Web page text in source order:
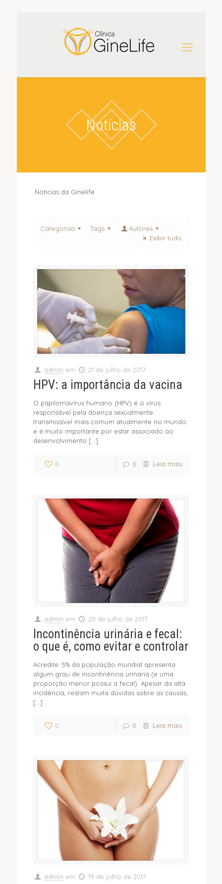
Notícias
Notícias da Ginelife
Categorias Tags
Autores
Exibir tudo
admin em 21 de julho de 2017
HPV: a importância da vacina
O papilomavírus humano (HPV) é o vírus
responsável pela doença sexualmente
transmissível mais comum atualmente no mundo
e é muito importante por estar associado ao
desenvolvimento […]
0 0 Leia mais
admin em 20 de julho de 2017
Incontinência urinária e fecal:
o que é, como evitar e controlar
Acredite: 5% da população mundial apresenta
algum grau de incontinência urinária (e uma
proporção menor possui a fecal). Apesar da alta
incidência, restam muita dúvidas sobre as causas,
[…]
0 0 Leia mais
admin em 19 de julho de 2017